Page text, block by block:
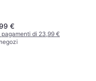
€
pagamenti di 23,99 €